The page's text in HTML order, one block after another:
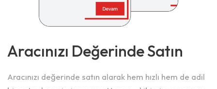
Aracınızı Değerinde Satın
Aracınızı değerinde satın alarak hem hızlı hem de adil